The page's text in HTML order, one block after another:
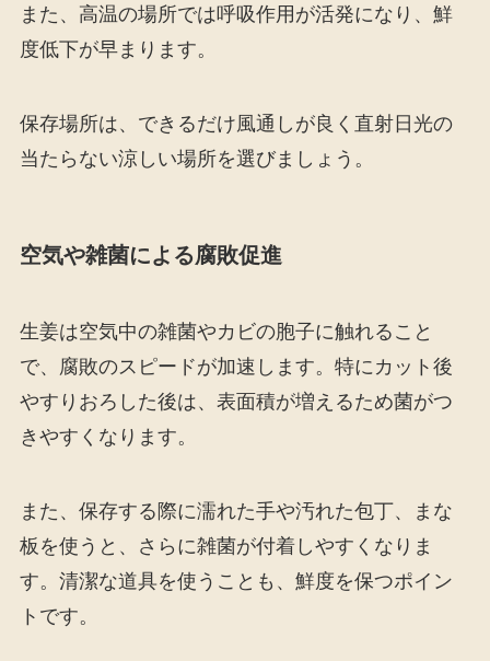
また、高温の場所では呼吸作用が活発になり、鮮
度低下が早まります。
保存場所は、できるだけ風通しが良く直射日光の
当たらない涼しい場所を選びましょう。
空気や雑菌による腐敗促進
生姜は空気中の雑菌やカビの胞子に触れること
で、腐敗のスピードが加速します。特にカット後
やすりおろした後は、表面積が増えるため菌がつ
きやすくなります。
また、保存する際に濡れた手や汚れた包丁、まな
板を使うと、さらに雑菌が付着しやすくなりま
す。清潔な道具を使うことも、鮮度を保つポイン
トです。